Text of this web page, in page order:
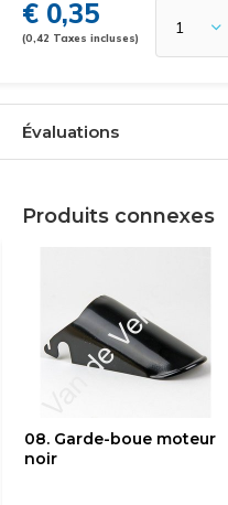
€ 0,35
(0,42 Taxes incluses)
Évaluations
Produits connexes
08. Garde-boue moteur
noir